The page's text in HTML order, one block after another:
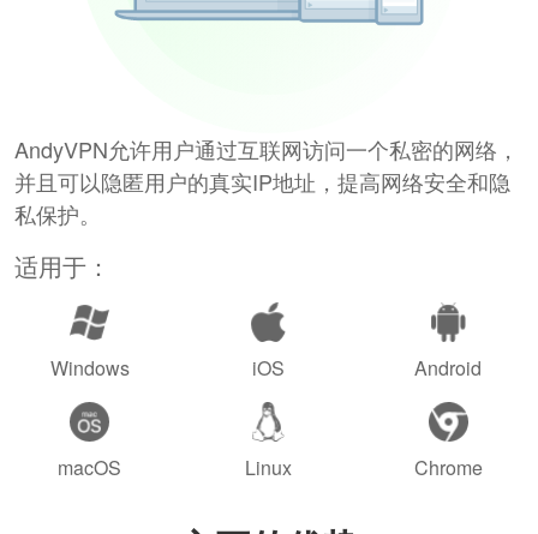
AndyVPN允许用户通过互联网访问一个私密的网络，
并且可以隐匿用户的真实IP地址，提高网络安全和隐
私保护。
适用于：
Windows iOS Android
macOS Linux Chrome